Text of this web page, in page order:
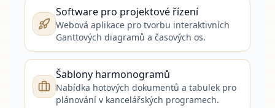
Software pro projektové řízení
Webová aplikace pro tvorbu interaktivních
Ganttových diagramů a časových os.
Šablony harmonogramů
Nabídka hotových dokumentů a tabulek pro
plánování v kancelářských programech.